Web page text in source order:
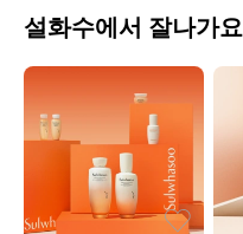
설화수에서 잘나가요